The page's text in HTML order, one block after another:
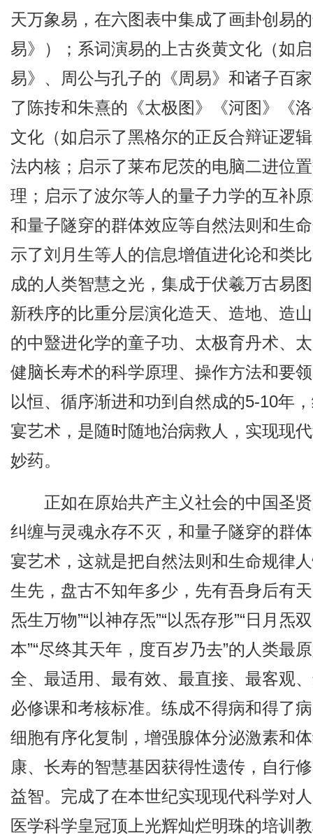
天万象易，在六图表中集成了画卦创易
易》）；系词演易的上古炎黄文化（如
易》、周公与孔子的《周易》和诸子百
了陈抟和朱熹的《太极图》《河图》《
文化（如启示了黑格尔的正反合辩证逻
法内核；启示了莱布尼茨的电脑二进位
理；启示了波尔等人的量子力学的互补
和量子隧穿的群体效应等自然法则和生
示了刘月生等人的信息增值进化论和类
成的人类智慧之光，集成于伏羲万古易
新秩序的比重分层演化造天、造地、造
的中毉进化学的童子功、太极育丹术、
健脑长寿术的科学原理、操作方法和要
以恒、循序渐进和功到自然成的5-10年
宴艺术，是随时随地治病救人，实现现
妙药。
正如在原始共产主义社会的中国圣
纠缠与灵魂永存不灭，和量子隧穿的群
宴艺术，这就是把自然法则和生命规律
生先，盘古不知年多少，先有吾身后有天
炁生万物”“以神存炁”“以炁存形”“日月炁
本”“尽终其天年，度百岁乃去”的人类最
全、最适用、最有效、最直接、最客观
必修课和考核标准。练成不得病和得了
细胞有序化复制，增强腺体分泌激素和
康、长寿的智慧基因获得性遗传，自行
益智。完成了在本世纪实现现代科学对
医学科学皇冠顶上光辉灿烂明珠的培训